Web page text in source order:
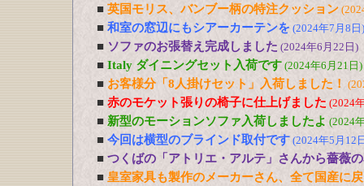
■ 英国モリス、バンブー柄の特注クッション
■ 和室の窓辺にもシアーカーテンを (2024年7月8日)
■ ソファのお張替え完成しました (2024年6月22日)
■ Italy ダイニングセット入荷です (2024年6月21日)
■ お客様分「8人掛けセット」入荷しました！
■ 赤のモケット張りの椅子に仕上げました (2024
■ 新型のモーションソファ入荷しましたよ (2024
■ 今回は横型のブラインド取付です (2024年5月12
■ つくばの「アトリエ・アルテ」さんから薔薇
■ 皇室家具も製作のメーカーさん、全て国産に